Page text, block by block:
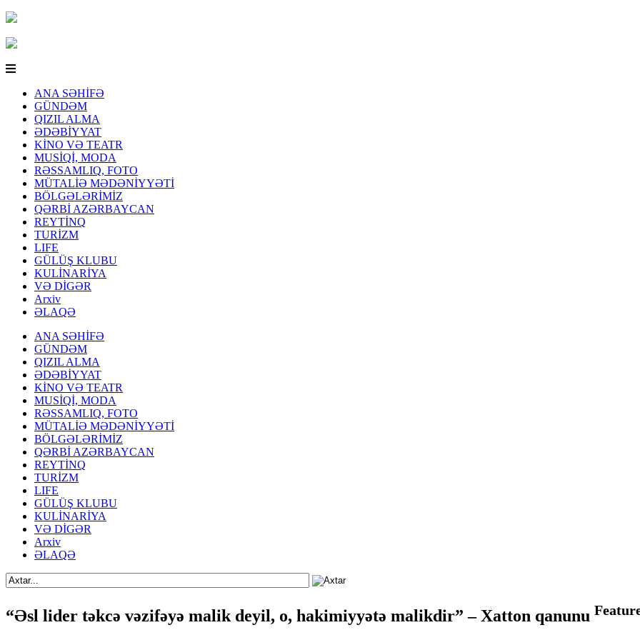
ANA SƏHİFƏ
GÜNDƏM
QIZIL ALMA
ƏDƏBİYYAT
KİNO VƏ TEATR
MUSİQİ, MODA
RƏSSAMLIQ, FOTO
MÜTALİƏ MƏDƏNİYYƏTİ
BÖLGƏLƏRİMİZ
QƏRBİ AZƏRBAYCAN
REYTİNQ
TURİZM
LIFE
GÜLÜŞ KLUBU
KULİNARİYA
VƏ DİGƏR
Arxiv
ƏLAQƏ
ANA SƏHİFƏ
GÜNDƏM
QIZIL ALMA
ƏDƏBİYYAT
KİNO VƏ TEATR
MUSİQİ, MODA
RƏSSAMLIQ, FOTO
MÜTALİƏ MƏDƏNİYYƏTİ
BÖLGƏLƏRİMİZ
QƏRBİ AZƏRBAYCAN
REYTİNQ
TURİZM
LIFE
GÜLÜŞ KLUBU
KULİNARİYA
VƏ DİGƏR
Arxiv
ƏLAQƏ
“Əsl lider təkcə vəzifəyə malik deyil, o, hakimiyyətə malikdir” – Xatton qanunu